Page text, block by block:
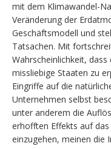
mit dem Klimawandel-
Veränderung der
Geschäftsmodell und
Tatsachen. Mit
Wahrscheinlichkeit,
missliebige Staaten zu
Eingriffe auf die
Unternehmen selbst
unter anderem die
erhofften Effekts auf
einzugehen, meinen die